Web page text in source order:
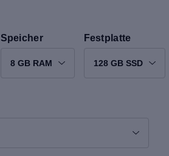
Speicher
8 GB RAM
Festplatte
128 GB SSD